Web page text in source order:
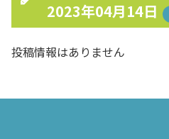
2023年04月14日
投稿情報はありません